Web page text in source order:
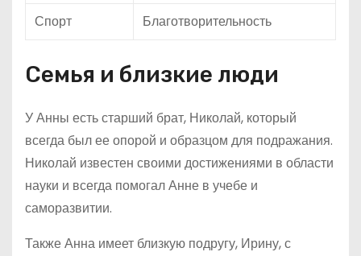
Спорт
Благотворительность
Семья и близкие люди
У Анны есть старший брат, Николай, который
всегда был ее опорой и образцом для подражания.
Николай известен своими достижениями в области
науки и всегда помогал Анне в учебе и
саморазвитии.
Также Анна имеет близкую подругу, Ирину, с